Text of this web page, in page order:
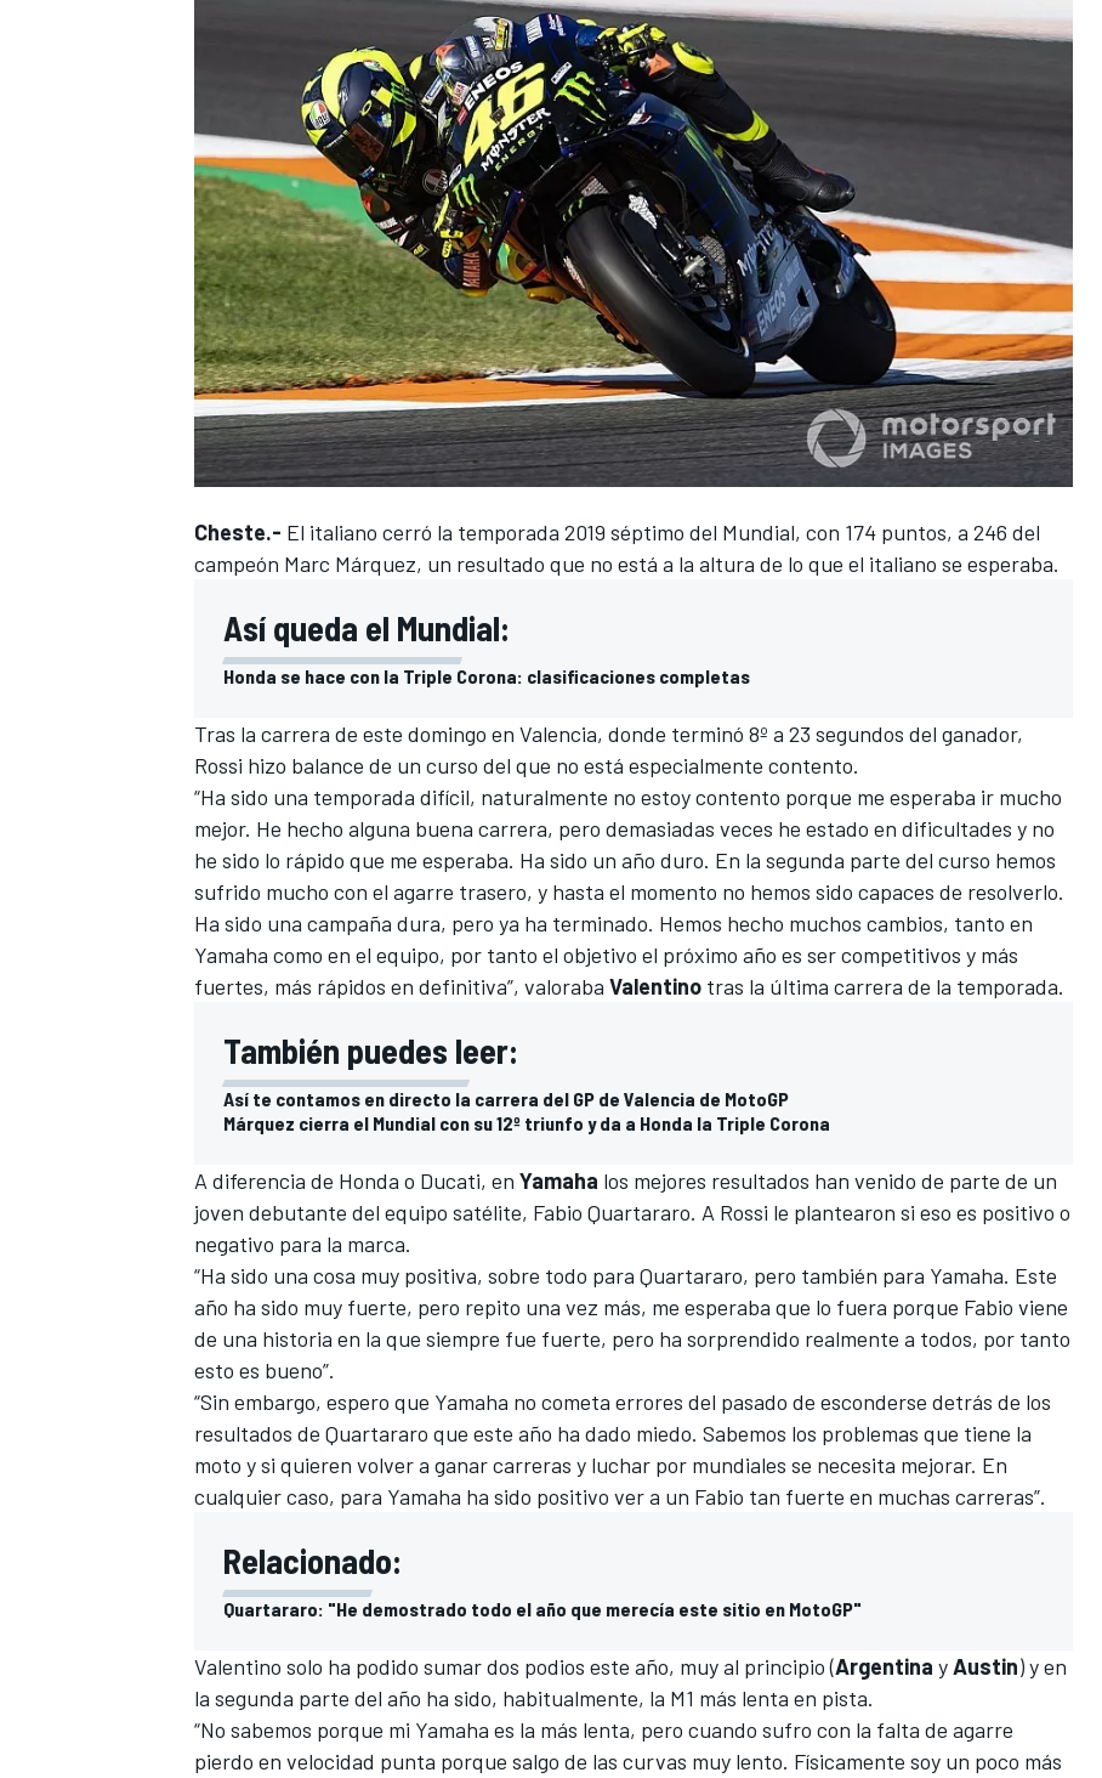
MÁS CATEGORÍAS
Cheste.- El italiano cerró la temporada 2019 séptimo del Mundial, con 174 puntos, a 246 del
campeón Marc Márquez, un resultado que no está a la altura de lo que el italiano se esperaba.
Así queda el Mundial:
Honda se hace con la Triple Corona: clasificaciones completas
Tras la carrera de este domingo en Valencia, donde terminó 8º a 23 segundos del ganador,
Rossi hizo balance de un curso del que no está especialmente contento.
“Ha sido una temporada difícil, naturalmente no estoy contento porque me esperaba ir mucho
mejor. He hecho alguna buena carrera, pero demasiadas veces he estado en dificultades y no
he sido lo rápido que me esperaba. Ha sido un año duro. En la segunda parte del curso hemos
sufrido mucho con el agarre trasero, y hasta el momento no hemos sido capaces de resolverlo.
Ha sido una campaña dura, pero ya ha terminado. Hemos hecho muchos cambios, tanto en
Yamaha como en el equipo, por tanto el objetivo el próximo año es ser competitivos y más
fuertes, más rápidos en definitiva”, valoraba Valentino tras la última carrera de la temporada.
También puedes leer:
Así te contamos en directo la carrera del GP de Valencia de MotoGP
Márquez cierra el Mundial con su 12º triunfo y da a Honda la Triple Corona
A diferencia de Honda o Ducati, en Yamaha los mejores resultados han venido de parte de un
joven debutante del equipo satélite, Fabio Quartararo. A Rossi le plantearon si eso es positivo o
negativo para la marca.
“Ha sido una cosa muy positiva, sobre todo para Quartararo, pero también para Yamaha. Este
año ha sido muy fuerte, pero repito una vez más, me esperaba que lo fuera porque Fabio viene
de una historia en la que siempre fue fuerte, pero ha sorprendido realmente a todos, por tanto
esto es bueno”.
“Sin embargo, espero que Yamaha no cometa errores del pasado de esconderse detrás de los
resultados de Quartararo que este año ha dado miedo. Sabemos los problemas que tiene la
moto y si quieren volver a ganar carreras y luchar por mundiales se necesita mejorar. En
cualquier caso, para Yamaha ha sido positivo ver a un Fabio tan fuerte en muchas carreras”.
Relacionado:
Quartararo: "He demostrado todo el año que merecía este sitio en MotoGP"
Valentino solo ha podido sumar dos podios este año, muy al principio (Argentina yAustin) y en
la segunda parte del año ha sido, habitualmente, la M1 más lenta en pista.
“No sabemos porque mi Yamaha es la más lenta, pero cuando sufro con la falta de agarre
pierdo en velocidad punta porque salgo de las curvas muy lento. Físicamente soy un poco más